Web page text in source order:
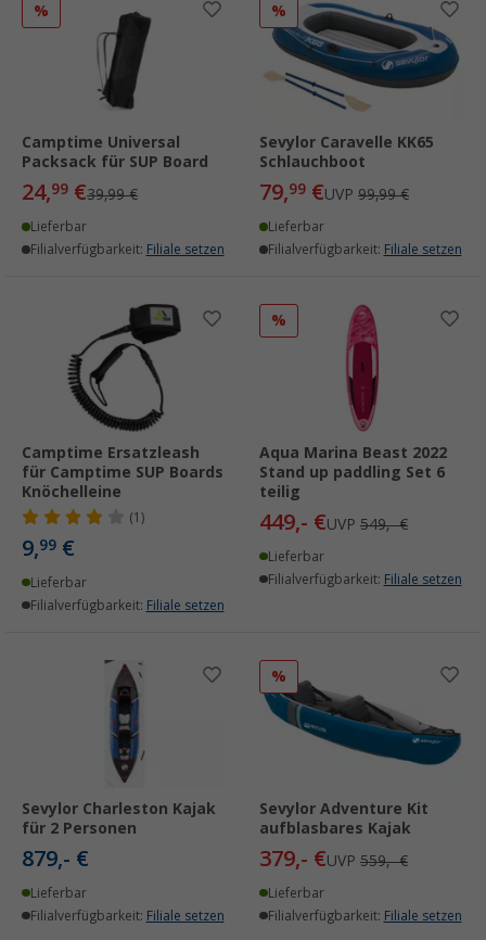
%
Camptime Universal
Packsack für SUP Board
24,99 €39,99 €
Lieferbar
Filialverfügbarkeit: Filiale setzen
%
Sevylor Caravelle KK65
Schlauchboot
79,99 €UVP 99,99 €
Lieferbar
Filialverfügbarkeit: Filiale setzen
Camptime Ersatzleash
für Camptime SUP Boards
Knöchelleine
(1)
9,99 €
Lieferbar
Filialverfügbarkeit: Filiale setzen
%
Aqua Marina Beast 2022
Stand up paddling Set 6
teilig
449,- €UVP 549,- €
Lieferbar
Filialverfügbarkeit: Filiale setzen
Sevylor Charleston Kajak
für 2 Personen
879,- €
Lieferbar
Filialverfügbarkeit: Filiale setzen
%
Sevylor Adventure Kit
aufblasbares Kajak
379,- €UVP 559,- €
Lieferbar
Filialverfügbarkeit: Filiale setzen